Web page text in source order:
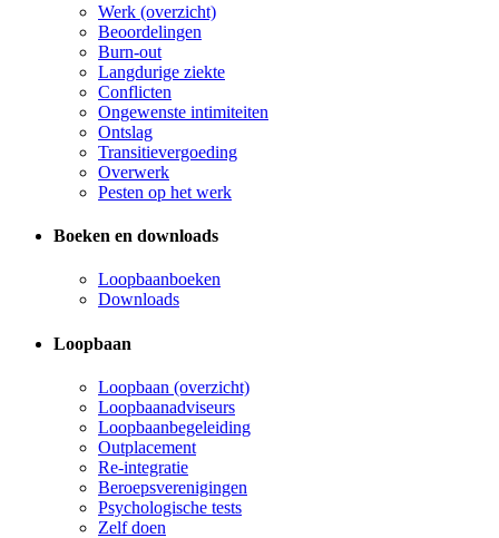
Werk (overzicht)
Beoordelingen
Burn-out
Langdurige ziekte
Conflicten
Ongewenste intimiteiten
Ontslag
Transitievergoeding
Overwerk
Pesten op het werk
Boeken en downloads
Loopbaanboeken
Downloads
Loopbaan
Loopbaan (overzicht)
Loopbaanadviseurs
Loopbaanbegeleiding
Outplacement
Re-integratie
Beroepsverenigingen
Psychologische tests
Zelf doen